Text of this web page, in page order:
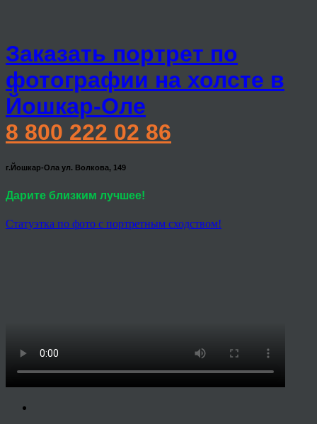
Заказать портрет по
фотографии на холсте в
Йошкар-Оле
8 800 222 02 86
г.Йошкар-Ола ул. Волкова, 149
Дарите близким лучшее!
Статуэтка по фото с портретным сходством!